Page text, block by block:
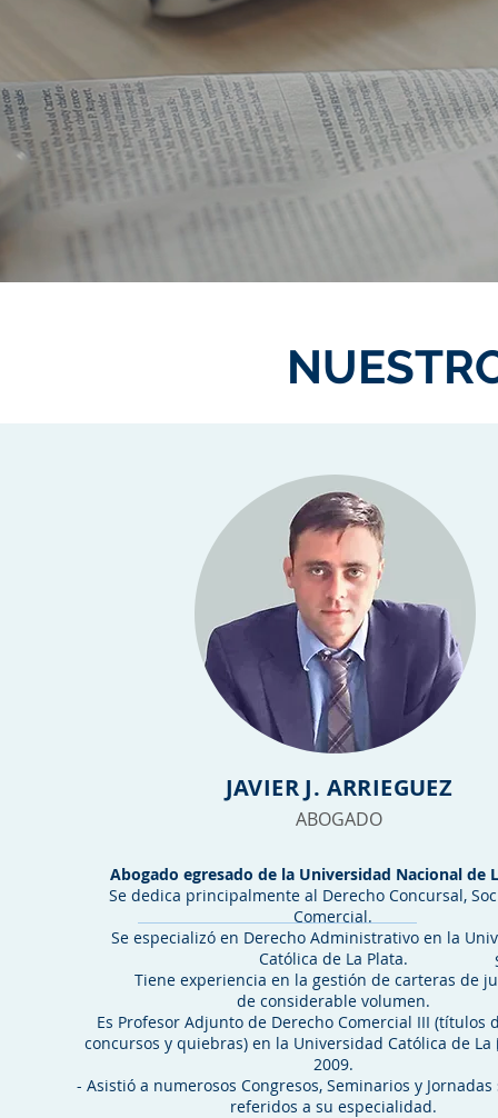
JAVIER J. ARRIEGUEZ
ABOGADO
Abogado egresado de la Universidad Nacional de
Se dedica principalmente al Derecho Concursal,
Comercial.
Se especializó en Derecho Administrativo en la
Católica de La Plata.
Tiene experiencia en la gestión de carteras de
de considerable volumen.
Es Profesor Adjunto de Derecho Comercial III (títulos
concursos y quiebras) en la Universidad Católica de La
2009.
- Asistió a numerosos Congresos, Seminarios y
referidos a su especialidad.